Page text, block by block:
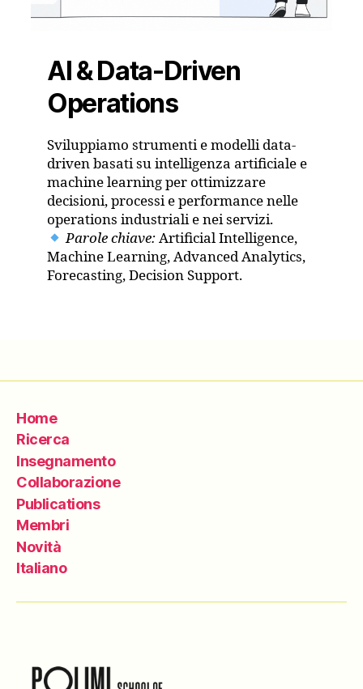
AI & Data-Driven
Operations
Sviluppiamo strumenti e modelli data-
driven basati su intelligenza artificiale e
machine learning per ottimizzare
decisioni, processi e performance nelle
operations industriali e nei servizi.
Parole chiave:Artificial Intelligence,
Machine Learning, Advanced Analytics,
Forecasting, Decision Support.
Home
Ricerca
Insegnamento
Collaborazione
Publications
Membri
Novità
Italiano